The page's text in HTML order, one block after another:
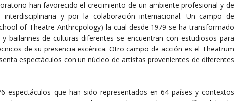
han favorecido el crecimiento de un ambiente profesional y de
y por la colaboración internacional. Un campo de
of Theatre Anthropology) la cual desde 1979 se ha transformado
bailarines de culturas diferentes se encuentran con estudiosos para
de su presencia escénica. Otro campo de acción es el Theatrum
espectáculos con un núcleo de artistas provenientes de diferentes
espectáculos que han sido representados en 64 países y contextos